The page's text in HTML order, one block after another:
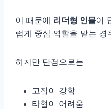
이 때문에 리더형 인물이
럽게 중심 역할을 맡는 경
하지만 단점으로는
고집이 강함
타협이 어려움